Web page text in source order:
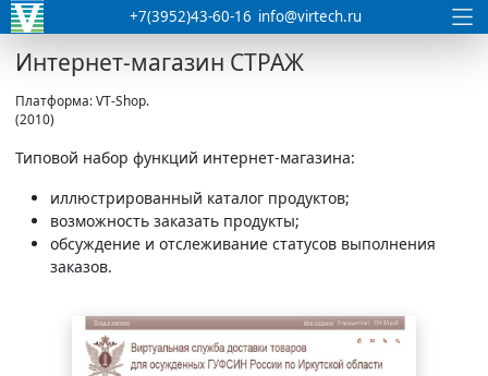
+7(3952)43-60-16 info@virtech.ru
Интернет-магазин СТРАЖ
Платформа: VT-Shop.
(2010)
Типовой набор функций интернет-магазина:
иллюстрированный каталог продуктов;
возможность заказать продукты;
обсуждение и отслеживание статусов выполнения
заказов.